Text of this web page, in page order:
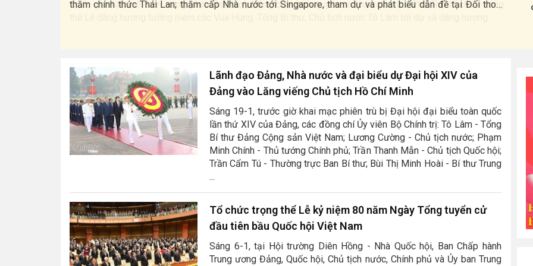
Quốc gia đặc biệt Đền Hùng (tỉnh Phú Thọ), Đảng bộ, chính quyền và nhân dân tỉnh Phú Thọ tổ chức trọng
Lãnh đạo Đảng, Nhà nước và đại biểu dự Đại hội XIV của
Đảng vào Lăng viếng Chủ tịch Hồ Chí Minh
Sáng 19-1, trước giờ khai mạc phiên trù bị Đại hội đại biểu toàn quốc
lần thứ XIV của Đảng, các đồng chí Ủy viên Bộ Chính trị: Tô Lâm - Tổng
Bí thư Đảng Cộng sản Việt Nam; Lương Cường - Chủ tịch nước; Phạm
Minh Chính - Thủ tướng Chính phủ; Trần Thanh Mẫn - Chủ tịch Quốc hội;
Trần Cẩm Tú - Thường trực Ban Bí thư; Bùi Thị Minh Hoài - Bí thư Trung
...
Tổ chức trọng thể Lễ kỷ niệm 80 năm Ngày Tổng tuyển cử
đầu tiên bầu Quốc hội Việt Nam
Sáng 6-1, tại Hội trường Diên Hồng - Nhà Quốc hội, Ban Chấp hành
Trung ương Đảng, Quốc hội, Chủ tịch nước, Chính phủ và Ủy ban Trung